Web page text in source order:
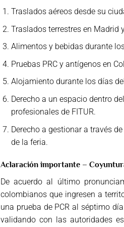
Traslados aéreos desde su
Traslados terrestres en Madrid
Alimentos y bebidas durante
Pruebas PRC y antígenos en
Alojamiento durante los días
Derecho a un espacio dentro
profesionales de FITUR.
Derecho a gestionar a través
de la feria.
Aclaración importante –
De acuerdo al último
colombianos que ingresen a
una prueba de PCR al séptimo
validando con las autoridades